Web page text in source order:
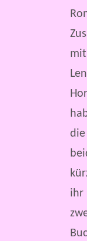
mit
die
ihr